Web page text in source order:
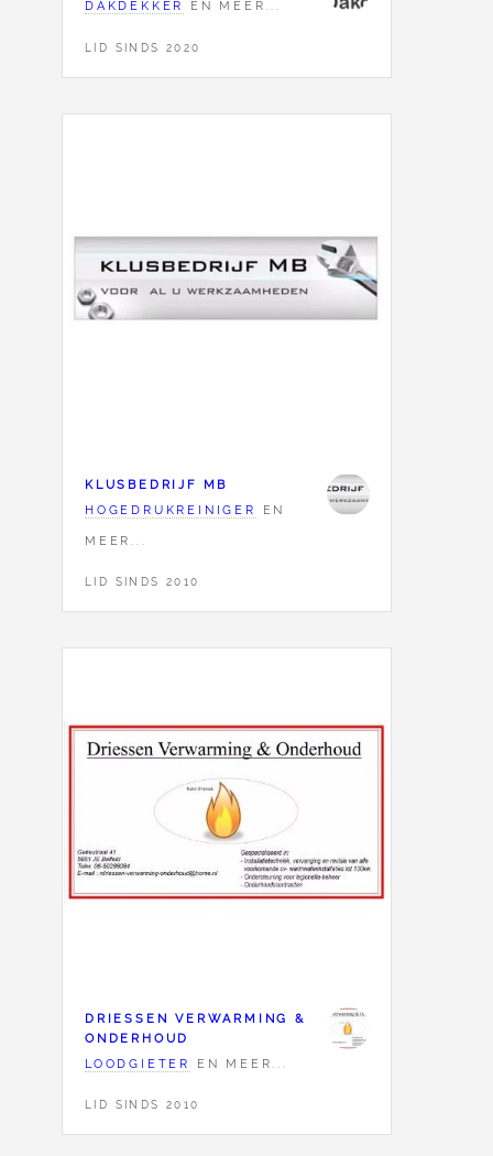
DAKDEKKER
EN MEER...
LID SINDS 2020
KLUSBEDRIJF MB
HOGEDRUKREINIGER
EN
MEER...
LID SINDS 2010
DRIESSEN VERWARMING &
ONDERHOUD
LOODGIETER
EN MEER...
LID SINDS 2010